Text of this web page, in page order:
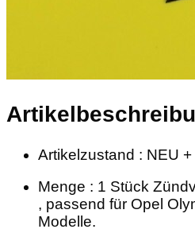
Artikelzustand : NEU
Menge : 1 Stück
, passend für Opel
Modelle.